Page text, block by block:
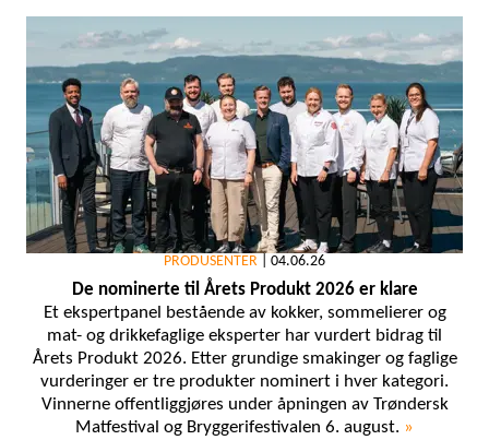
PRODUSENTER 04.06.26
De nominerte til Årets Produkt 2026 er klare
Et ekspertpanel bestående av kokker, sommelierer og
mat- og drikkefaglige eksperter har vurdert bidrag til
Årets Produkt 2026. Etter grundige smakinger og faglige
vurderinger er tre produkter nominert i hver kategori.
Vinnerne offentliggjøres under åpningen av Trøndersk
Matfestival og Bryggerifestivalen 6. august. »